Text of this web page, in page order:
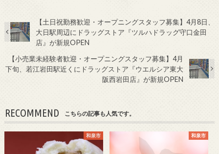
【土日祝勤務歓迎・オープニングスタッフ募集】4月8日、
大日駅周辺にドラッグストア『ツルハドラッグ守口金田
店』が新規OPEN
【小売業未経験者歓迎・オープニングスタッフ募集】4月
下旬、若江岩田駅近くにドラッグストア『ウエルシア東大
阪西岩田店』が新規OPEN
RECOMMEND こちらの記事も人気です。
和泉市 和泉市